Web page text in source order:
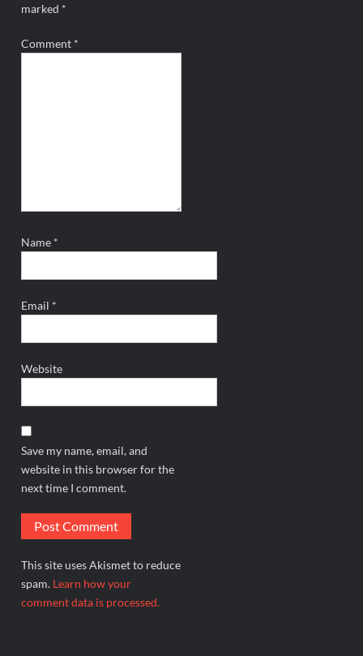
marked *
Comment *
Name *
Email *
Website
Save my name, email, and
website in this browser for the
next time I comment.
This site uses Akismet to reduce
spam. Learn how your
comment data is processed.